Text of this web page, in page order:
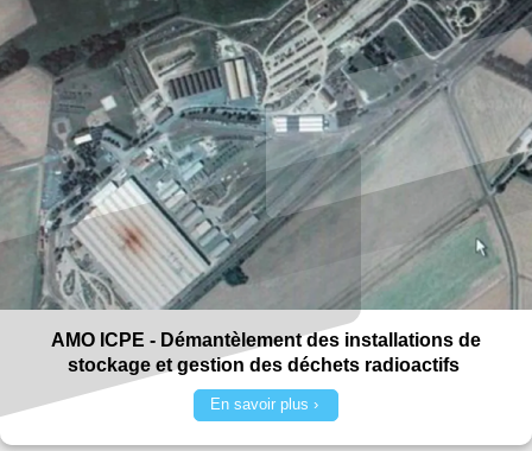
AMO ICPE - Démantèlement des installations de
stockage et gestion des déchets radioactifs
En savoir plus